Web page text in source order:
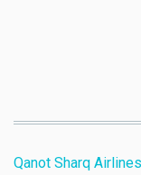
Qanot Sharq Airlines